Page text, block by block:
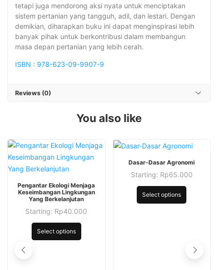
tetapi juga mendorong aksi nyata untuk menciptakan
sistem pertanian yang tangguh, adil, dan lestari. Dengan
demikian, diharapkan buku ini dapat menginspirasi lebih
banyak pihak untuk berkontribusi dalam membangun
masa depan pertanian yang lebih cerah.
ISBN : 978-623-09-9907-9
Reviews (0)
You also like
product
multiple
variants.
options
Pengantar Ekologi Menjaga
Keseimbangan Lingkungan
Yang Berkelanjutan
Starting: Rp40.000
Select options
This
product
has
variants.
Dasar-Dasar Agronomi
Starting: Rp65.000
Select options
This
product